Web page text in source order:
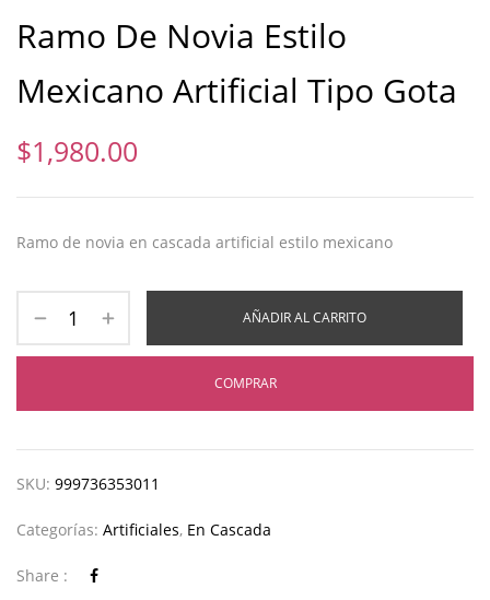
Ramo De Novia Estilo
Mexicano Artificial Tipo Gota
$1,980.00
Ramo de novia en cascada artificial estilo mexicano
AÑADIR AL CARRITO
COMPRAR
SKU: 999736353011
Categorías: Artificiales, En Cascada
Share :